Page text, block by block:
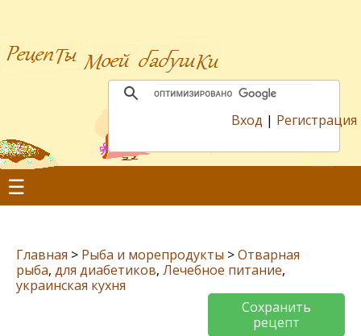
Вход | Регистрация
☰
Главная > Рыба и морепродукты >Отварная
рыба, для диабетиков, Лечебное питание,
украинская кухня
Сохранить
рецепт